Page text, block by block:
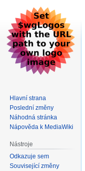
Hlavní strana
Poslední změny
Náhodná stránka
Nápověda k MediaWiki
Nástroje
Odkazuje sem
Související změny